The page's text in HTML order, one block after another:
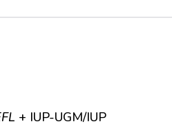
+ IUP-UGM/IUP